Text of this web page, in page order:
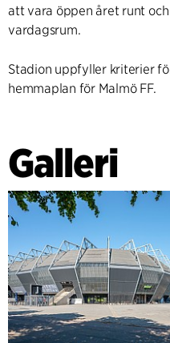
att vara öppen året runt
vardagsrum.
Stadion uppfyller kriterier
hemmaplan för Malmö FF.
Galleri